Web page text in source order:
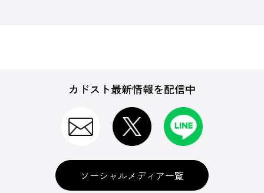
カドスト最新情報を配信中
ソーシャルメディア一覧